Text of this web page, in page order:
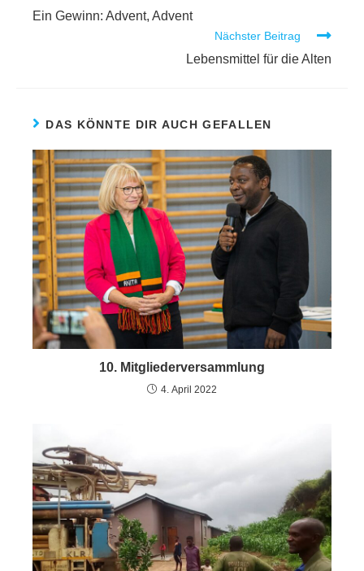
Ein Gewinn: Advent, Advent
Nächster Beitrag
Lebensmittel für die Alten
DAS KÖNNTE DIR AUCH GEFALLEN
10. Mitgliederversammlung
4. April 2022